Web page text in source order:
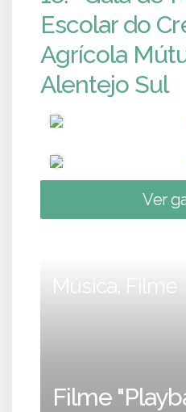
Escolar do
Agrícola
Alentejo Sul
Ver
Música, Filme
Filme